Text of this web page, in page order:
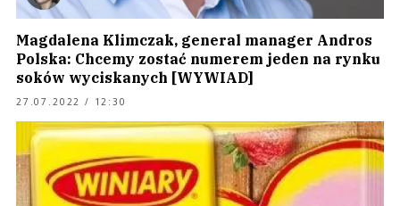
Magdalena Klimczak, general manager Andros
Polska: Chcemy zostać numerem jeden na rynku
soków wyciskanych [WYWIAD]
27.07.2022 / 12:30